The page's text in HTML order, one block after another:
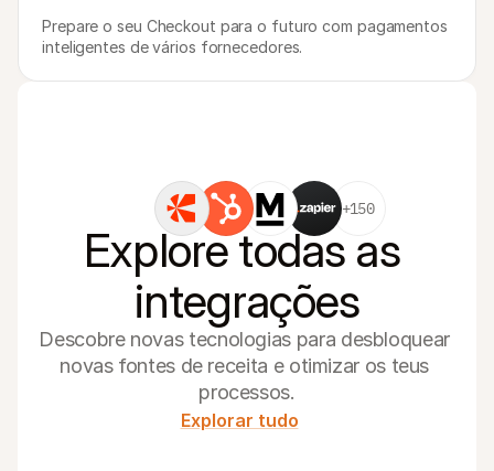
Prepare o seu Checkout para o futuro com pagamentos
inteligentes de vários fornecedores.
+150
Explore todas as
integrações
Descobre novas tecnologias para desbloquear
novas fontes de receita e otimizar os teus
processos.
Explorar tudo